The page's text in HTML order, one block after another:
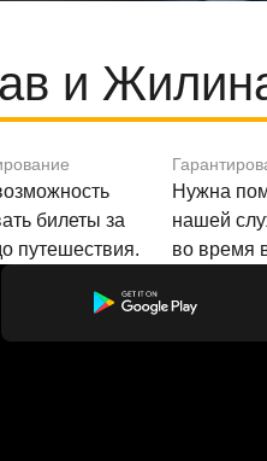
и
билеты за
путешествия.
Нужна
нашей
во время